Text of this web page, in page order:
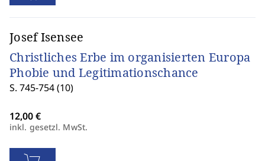
Josef Isensee
Christliches Erbe im organisierten Europa
Phobie und Legitimationschance
S. 745-754 (10)
inkl. gesetzl. MwSt.